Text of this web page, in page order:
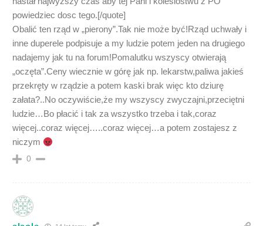
powiedziec dosc tego.[/quote]
Obalić ten rząd w „pierony”.Tak nie może być!Rząd uchwały i
inne duperele podpisuje a my ludzie potem jeden na drugiego
nadajemy jak tu na forum!Pomalutku wszyscy otwierają
„oczęta”.Ceny wiecznie w górę jak np. lekarstw,paliwa jakieś
przekręty w rządzie a potem kaski brak więc kto dziurę
załata?..No oczywiście,że my wszyscy zwyczajni,przeciętni
ludzie…Bo płacić i tak za wszystko trzeba i tak,coraz
więcej..coraz więcej…..coraz więcej…a potem zostajesz z
niczym
0